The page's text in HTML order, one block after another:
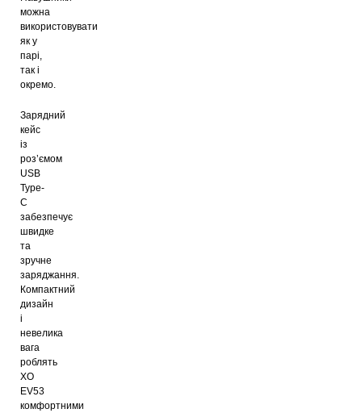
можна
використовувати
як у
парі,
так і
окремо.
Зарядний
кейс
із
роз’ємом
USB
Type-
C
забезпечує
швидке
та
зручне
заряджання.
Компактний
дизайн
і
невелика
вага
роблять
XO
EV53
комфортними